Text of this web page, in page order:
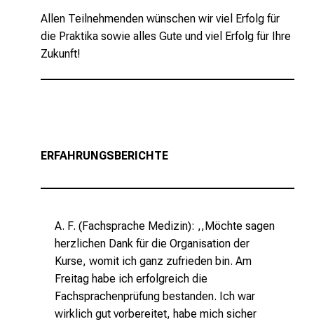
Allen Teilnehmenden wünschen wir viel Erfolg für
die Praktika sowie alles Gute und viel Erfolg für Ihre
Zukunft!
ERFAHRUNGSBERICHTE
A. F. (Fachsprache Medizin): ,,Möchte sagen
herzlichen Dank für die Organisation der
Kurse, womit ich ganz zufrieden bin. Am
Freitag habe ich erfolgreich die
Fachsprachenprüfung bestanden. Ich war
wirklich gut vorbereitet, habe mich sicher